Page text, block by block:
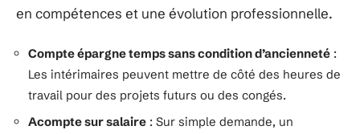
en compétences et une évolution professionnelle.
Compte épargne temps sans condition d’ancienneté :
Les intérimaires peuvent mettre de côté des heures de
travail pour des projets futurs ou des congés.
Acompte sur salaire : Sur simple demande, un